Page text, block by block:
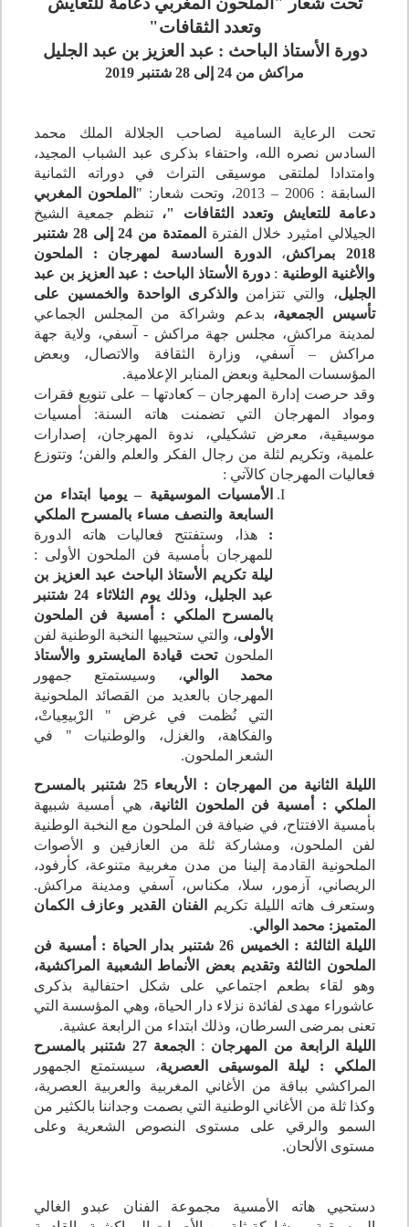
وتعدد الثقافات"
دورة الأستاذ الباحث : عبد العزيز بن عبد الجليل
مراكش من 24 إلى 28 شتنبر 2019
تحت الرعاية السامية لصاحب الجلالة الملك محمد
السادس نصره الله، واحتفاء بذكرى عبد الشباب المجيد،
وامتدادا لملتقى موسيقى التراث في دوراته الثمانية
السابقة : 2006 – 2013،
وتحت شعار: " الملحون المغربي
دعامة للتعايش وتعدد الثقافات "، تنظم جمعية الشيخ
الجيلالي امثيرد خلال الفترة
الممتدة من 24 إلى 28 شتنبر
2018 بمراكش
،
الدورة السادسة لمهرجان : الملحون
والأغنية الوطنية :دورة الأستاذ الباحث : عبد العزيز بن عبد
الجليل، والتي تتزامنوالذكرى الواحدة والخمسين على
تأسيس الجمعية، بدعم وشراكة من المجلس الجماعي
لمدينة مراكش، مجلس جهة مراكش - آسفي، ولاية جهة
مراكش – آسفي، وزارة الثقافة والاتصال، وبعض
المؤسسات المحلية وبعض المنابر الإعلامية.
وقد حرصت إدارة المهرجان – كعادتها – على تنويع فقرات
ومواد المهرجان التي تضمنت هاته السنة: أمسيات
موسيقية، معرض تشكيلي، ندوة المهرجان، إصدارات
علمية، وتكريم لثلة من رجال الفكر والعلم والفن؛ وتتوزع
فعاليات المهرجان كالآتي :
الأمسيات الموسيقية – يوميا ابتداء من
السابعة والنصف مساء بالمسرح الملكي
: هذا، وستفتتح فعاليات هاته الدورة
للمهرجان بأمسية فن الملحون الأولى :
ليلة تكريم الأستاذ الباحث عبد العزيز بن
عبد الجليل، وذلك يوم الثلاثاء 24 شتنبر
بالمسرح الملكي : أمسية فن الملحون
الأولى، والتي ستحييها النخبة الوطنية لفن
الملحونتحت قيادة المايسترو والأستاذ
محمد الوالي، وسيستمتع جمهور
المهرجان بالعديد من القصائد الملحونية
التي نُظمت في غرض " الرْبيعِياتْ،
والفكاهة، والغزل، والوطنيات " في
الشعر الملحون.
الليلة الثانية من المهرجان : الأربعاء 25 شتنبر بالمسرح
الملكي : أمسية فن الملحون الثانية، هي أمسية شبيهة
بأمسية الافتتاح، في ضيافة فن الملحون مع النخبة الوطنية
لفن الملحون، ومشاركة ثلة من العازفين و الأصوات
الملحونية القادمة إلينا من مدن مغربية متنوعة، كأرفود،
الريصاني، آزمور، سلا، مكناس، آسفي ومدينة مراكش.
وستعرف هاته الليلة تكريم
الفنان القدير وعازف الكمان
المتميز: محمد الوالي.
الليلة الثالثة : الخميس 26 شتنبر بدار الحياة : أمسية فن
الملحون الثالثة وتقديم بعض الأنماط الشعبية المراكشية،
وهو
لقاء بطعم اجتماعي على شكل احتفالية بذكرى
عاشوراء مهدى لفائدة نزلاء دار الحياة، وهي المؤسسة التي
تعنى بمرضى السرطان، وذلك ابتداء من الرابعة عشية.
الليلة الرابعة من المهرجان :
الجمعة 27 شتنبر بالمسرح
الملكي : ليلة الموسيقى العصرية، سيستمتع الجمهور
المراكشي بباقة من الأغاني المغربية والعربية العصرية،
وكذا ثلة من الأغاني الوطنية التي بصمت وجداننا بالكثير من
السمو والرقي على مستوى النصوص الشعرية وعلى
مستوى الألحان.
دستحيي هاته الأمسية مجموعة الفنان عبدو الغالي